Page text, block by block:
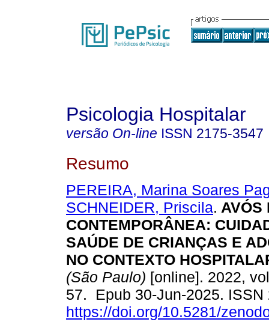
Psicologia Hospitalar
versão On-line ISSN 2175-3547
Resumo
PEREIRA, Marina Soares
SCHNEIDER, Priscila. AVÓS
CONTEMPORÂNEA:
SAÚDE DE CRIANÇAS E
NO CONTEXTO
(São Paulo) [online]. 2022,
57. Epub 30-Jun-2025.
https://doi.org/10.5281/